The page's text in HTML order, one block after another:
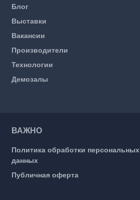
Блог
Выставки
Вакансии
Производители
Технологии
Демозалы
ВАЖНО
Политика обработки персональных
данных
Публичная оферта